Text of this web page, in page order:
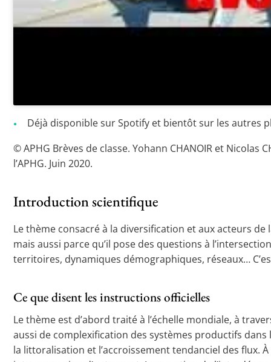
Déjà disponible sur Spotify et bientôt sur les autres
© APHG Brèves de classe. Yohann CHANOIR et Nicolas
l’APHG. Juin 2020.
Introduction scientifique
Le thème consacré à la diversification et aux acteurs
mais aussi parce qu’il pose des questions à
territoires, dynamiques démographiques, réseaux…
Ce que disent les instructions officielles
Le thème est d’abord traité à l’échelle mondiale, à
aussi de complexification des systèmes productifs
la littoralisation et l’accroissement tendanciel des flux.